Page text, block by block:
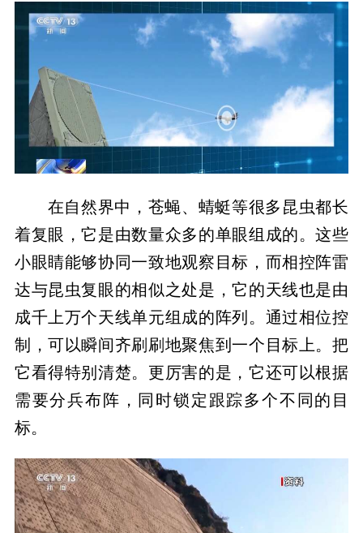
在自然界中，苍蝇、蜻蜓等很多昆虫都长
着复眼，它是由数量众多的单眼组成的。这些
小眼睛能够协同一致地观察目标，而相控阵雷
达与昆虫复眼的相似之处是，它的天线也是由
成千上万个天线单元组成的阵列。通过相位控
制，可以瞬间齐刷刷地聚焦到一个目标上。把
它看得特别清楚。更厉害的是，它还可以根据
需要分兵布阵，同时锁定跟踪多个不同的目
标。